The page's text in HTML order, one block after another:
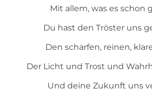
Mit allem, was es schon
Du hast den Tröster uns
Den scharfen, reinen,
Der Licht und Trost und
Und deine Zukunft uns